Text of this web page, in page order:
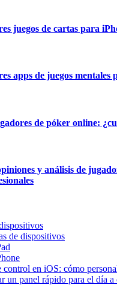
juegos de cartas para
apps de juegos mentales
de póker online:
y análisis de
de dispositivos